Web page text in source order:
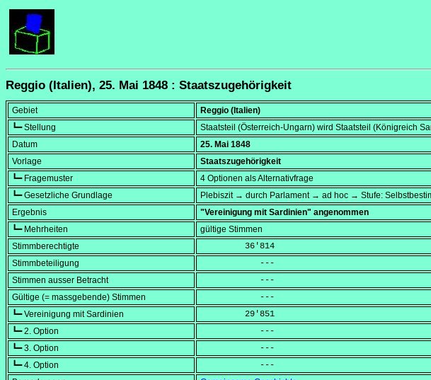
Reggio (Italien), 25. Mai 1848 : Staatszugehörigkeit
Gebiet
Reggio (Italien)
┗━ Stellung
Staatsteil (Österreich-Ungarn) wird Staatsteil (Königreich
Datum
25. Mai 1848
Vorlage
Staatszugehörigkeit
┗━ Fragemuster
4 Optionen als Alternativfrage
┗━ Gesetzliche Grundlage
Plebiszit → durch Parlament → ad hoc → Stufe:
Ergebnis
"Vereinigung mit Sardinien" angenommen
┗━ Mehrheiten
gültige Stimmen
Stimmberechtigte
         36'814
Stimmbeteiligung
            ---
Stimmen ausser Betracht
            ---
Gültige (= massgebende) Stimmen
            ---
┗━ Vereinigung mit Sardinien
         29'851
┗━ 2. Option
            ---
┗━ 3. Option
            ---
┗━ 4. Option
            ---